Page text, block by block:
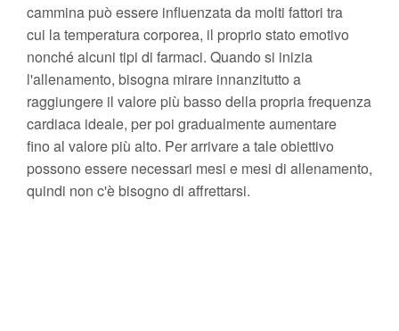
cammina può essere influenzata da molti fattori tra
cui la temperatura corporea, il proprio stato emotivo
nonché alcuni tipi di farmaci. Quando si inizia
l'allenamento, bisogna mirare innanzitutto a
raggiungere il valore più basso della propria frequenza
cardiaca ideale, per poi gradualmente aumentare
fino al valore più alto. Per arrivare a tale obiettivo
possono essere necessari mesi e mesi di allenamento,
quindi non c'è bisogno di affrettarsi.